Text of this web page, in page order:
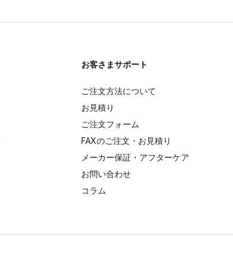
お客さまサポート
ご注文方法について
お見積り
ご注文フォーム
FAXのご注文・お見積り
メーカー保証・アフターケア
お問い合わせ
コラム